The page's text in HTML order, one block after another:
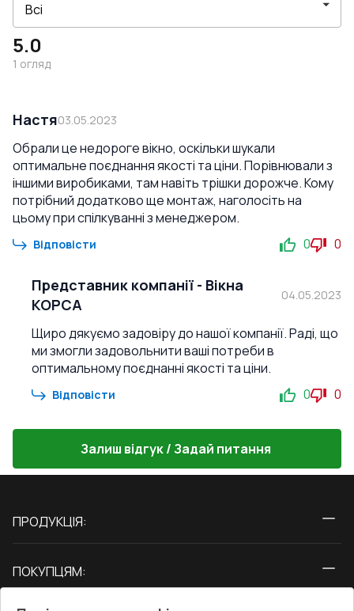
5.0
1 огляд
Настя03.05.2023
Обрали це недороге вікно, оскільки шукали
оптимальне поєднання якості та ціни. Порівнювали з
іншими виробиками, там навіть трішки дорожче. Кому
потрібний додатково ще монтаж, наголосіть на
цьому при спілкуванні з менеджером.
Відповісти 0 0
Представник компанії - Вікна
КОРСА
04.05.2023
Щиро дякуємо задовіру до нашої компанії. Раді, що
ми змогли задовольнити ваші потреби в
оптимальному поєднанні якості та ціни.
Відповісти 0 0
Залиш відгук / Задай питання
ПРОДУКЦІЯ:
Двері
ПОКУПЦЯМ: